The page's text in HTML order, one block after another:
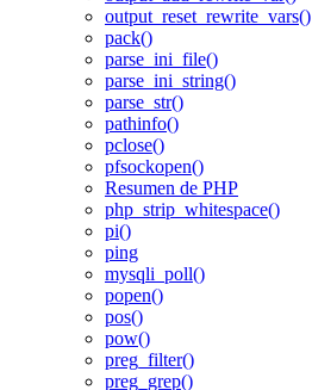
output_reset_rewrite_vars()
pack()
parse_ini_file()
parse_ini_string()
parse_str()
pathinfo()
pclose()
pfsockopen()
Resumen de PHP
php_strip_whitespace()
pi()
ping
mysqli_poll()
popen()
pos()
pow()
preg_filter()
preg_grep()